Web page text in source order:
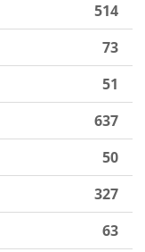
514
73
51
637
50
327
63